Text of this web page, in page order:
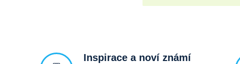
Inspirace a noví známí